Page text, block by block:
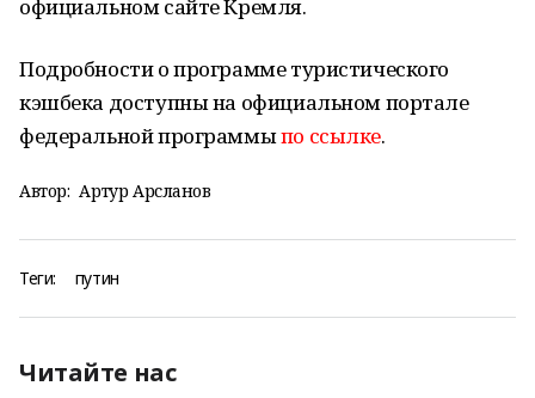
официальном сайте Кремля.
Подробности о программе туристического
кэшбека доступны на официальном портале
федеральной программыпо ссылке.
Автор: Артур Арсланов
Теги: путин
Читайте нас